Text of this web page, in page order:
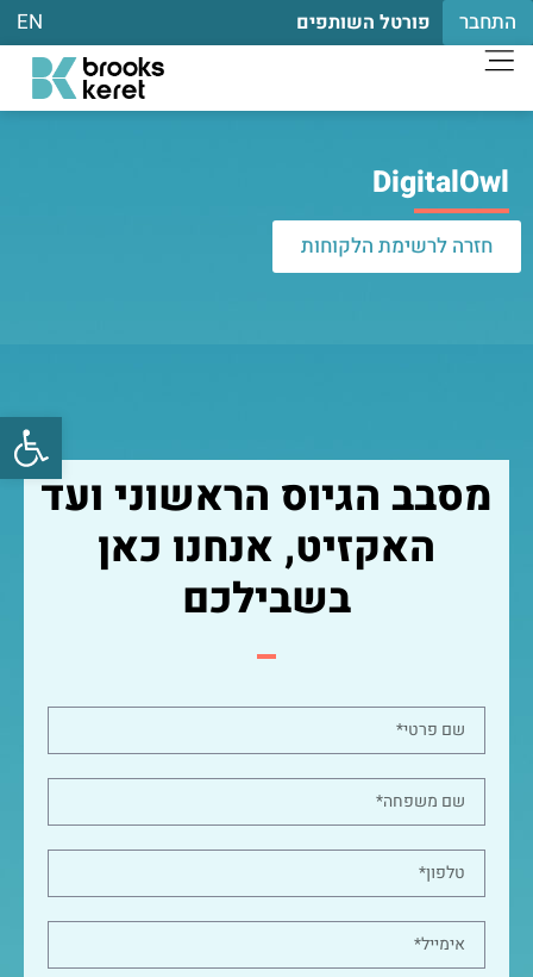
התחבר פורטל השותפים EN
DigitalOwl
חזרה לרשימת הלקוחות
מסבב הגיוס הראשוני ועד
האקזיט, אנחנו כאן
בשבילכם